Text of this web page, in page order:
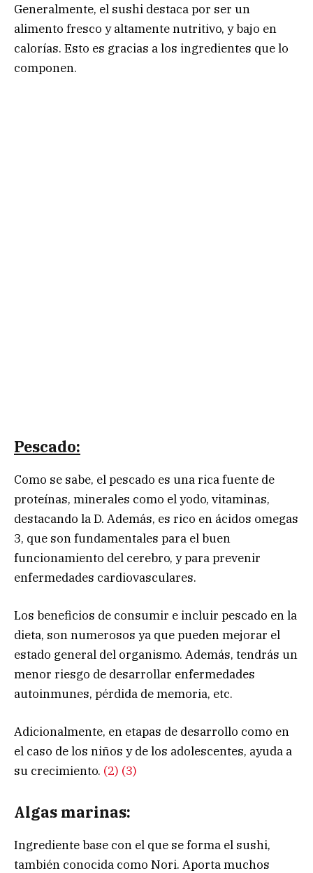
Generalmente, el sushi destaca por ser un
alimento fresco y altamente nutritivo, y bajo en
calorías. Esto es gracias a los ingredientes que lo
componen.
Pescado:
Como se sabe, el pescado es una rica fuente de
proteínas, minerales como el yodo, vitaminas,
destacando la D. Además, es rico en ácidos omegas
3, que son fundamentales para el buen
funcionamiento del cerebro, y para prevenir
enfermedades cardiovasculares.
Los beneficios de consumir e incluir pescado en la
dieta, son numerosos ya que pueden mejorar el
estado general del organismo. Además, tendrás un
menor riesgo de desarrollar enfermedades
autoinmunes, pérdida de memoria, etc.
Adicionalmente, en etapas de desarrollo como en
el caso de los niños y de los adolescentes, ayuda a
su crecimiento. (2) (3)
Algas marinas:
Ingrediente base con el que se forma el sushi,
también conocida como Nori. Aporta muchos